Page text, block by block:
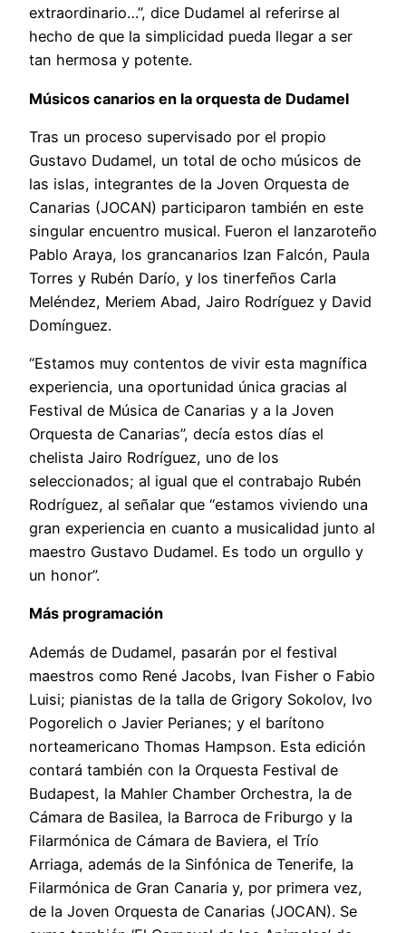
extraordinario…”, dice Dudamel al referirse al
hecho de que la simplicidad pueda llegar a ser
tan hermosa y potente.
Músicos canarios en la orquesta de Dudamel
Tras un proceso supervisado por el propio
Gustavo Dudamel, un total de ocho músicos de
las islas, integrantes de la Joven Orquesta de
Canarias (JOCAN) participaron también en este
singular encuentro musical. Fueron el lanzaroteño
Pablo Araya, los grancanarios Izan Falcón, Paula
Torres y Rubén Darío, y los tinerfeños Carla
Meléndez, Meriem Abad, Jairo Rodríguez y David
Domínguez.
“Estamos muy contentos de vivir esta magnífica
experiencia, una oportunidad única gracias al
Festival de Música de Canarias y a la Joven
Orquesta de Canarias”, decía estos días el
chelista Jairo Rodríguez, uno de los
seleccionados; al igual que el contrabajo Rubén
Rodríguez, al señalar que “estamos viviendo una
gran experiencia en cuanto a musicalidad junto al
maestro Gustavo Dudamel. Es todo un orgullo y
un honor”.
Más programación
Además de Dudamel, pasarán por el festival
maestros como René Jacobs, Ivan Fisher o Fabio
Luisi; pianistas de la talla de Grigory Sokolov, Ivo
Pogorelich o Javier Perianes; y el barítono
norteamericano Thomas Hampson. Esta edición
contará también con la Orquesta Festival de
Budapest, la Mahler Chamber Orchestra, la de
Cámara de Basilea, la Barroca de Friburgo y la
Filarmónica de Cámara de Baviera, el Trío
Arriaga, además de la Sinfónica de Tenerife, la
Filarmónica de Gran Canaria y, por primera vez,
de la Joven Orquesta de Canarias (JOCAN). Se